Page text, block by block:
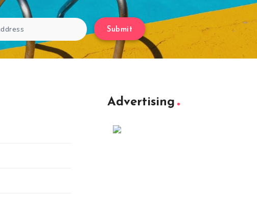
Submit
Advertising